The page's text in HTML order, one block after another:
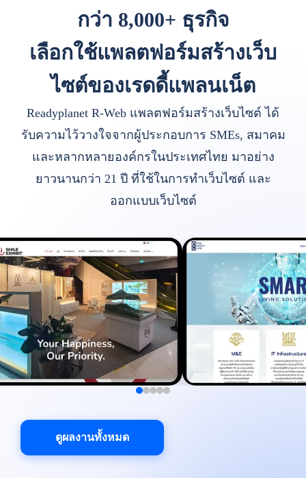
กว่า 8,000+ ธุรกิจ
เลือกใช้แพลตฟอร์มสร้างเว็บ
ไซต์ของเรดดี้แพลนเน็ต
Readyplanet R-Web แพลตฟอร์มสร้างเว็บไซต์ ได้
รับความไว้วางใจจากผู้ประกอบการ SMEs, สมาคม
และหลากหลายองค์กรในประเทศไทย มาอย่าง
ยาวนานกว่า 21 ปี ที่ใช้ในการทำเว็บไซต์ และ
ออกแบบเว็บไซต์
ดูผลงานทั้งหมด